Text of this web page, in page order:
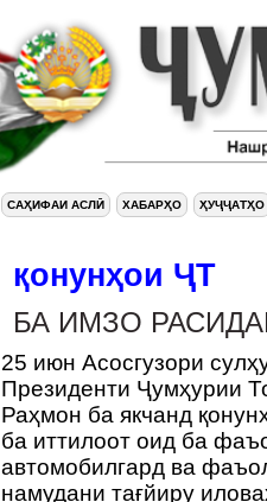
САҲИФАИ АСЛӢ ХАБАРҲО ҲУҶҶАТҲО
қонунҳои ҶТ
БА ИМЗО
25 июн Асосгузори
Президенти Ҷумҳурии
Раҳмон ба якчанд
ба иттилоот оид ба
автомобилгард ва
намудани тағйиру